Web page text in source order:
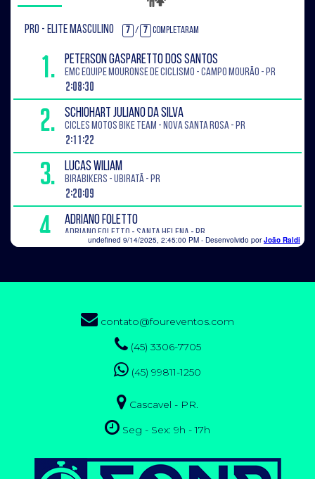
contato@foureventos.com
(45) 3306-7705
(45) 99811-1250
Cascavel - PR.
Seg - Sex: 9h - 17h